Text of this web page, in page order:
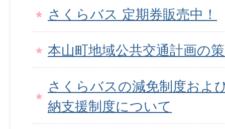
さくらバス 定期券販売中！
本山町地域公共交通計画の
さくらバスの減免制度およ
納支援制度について